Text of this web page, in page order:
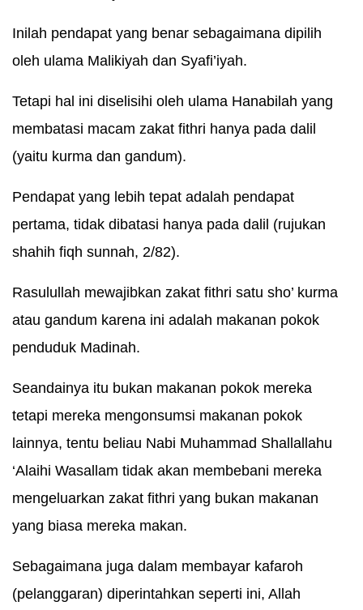
Inilah pendapat yang benar sebagaimana dipilih
oleh ulama Malikiyah dan Syafi’iyah.
Tetapi hal ini diselisihi oleh ulama Hanabilah yang
membatasi macam zakat fithri hanya pada dalil
(yaitu kurma dan gandum).
Pendapat yang lebih tepat adalah pendapat
pertama, tidak dibatasi hanya pada dalil (rujukan
shahih fiqh sunnah, 2/82).
Rasulullah mewajibkan zakat fithri satu sho’ kurma
atau gandum karena ini adalah makanan pokok
penduduk Madinah.
Seandainya itu bukan makanan pokok mereka
tetapi mereka mengonsumsi makanan pokok
lainnya, tentu beliau Nabi Muhammad Shallallahu
‘Alaihi Wasallam tidak akan membebani mereka
mengeluarkan zakat fithri yang bukan makanan
yang biasa mereka makan.
Sebagaimana juga dalam membayar kafaroh
(pelanggaran) diperintahkan seperti ini, Allah